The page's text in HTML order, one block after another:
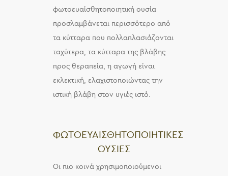
φωτοευαίσθητοποιητική ουσία
προσλαμβάνεται περισσότερο από
τα κύτταρα που πολλαπλασιάζονται
ταχύτερα, τα κύτταρα της βλάβης
προς θεραπεία, η αγωγή είναι
εκλεκτική, ελαχιστοποιώντας την
ιστική βλάβη στον υγιές ιστό.
ΦΩΤΟΕΥΑΙΣΘΗΤΟΠΟΙΗΤΙΚΕΣ
ΟΥΣΙΕΣ
Οι πιο κοινά χρησιμοποιούμενοι